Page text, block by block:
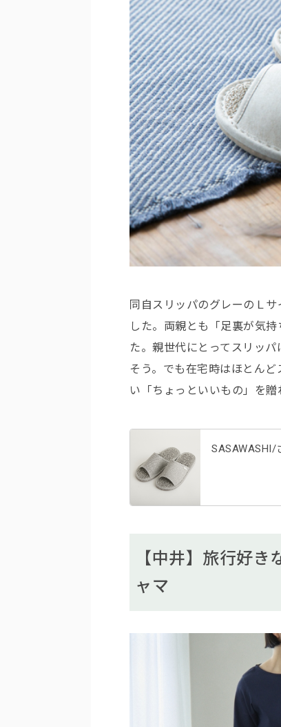
同自スリッパのグレーのＬ
した。両親とも「足裏が気
た。親世代にとってスリッ
そう。でも在宅時はほとん
い「ちょっといいもの」を贈
SASAWASHI/
【中井】旅行好
ャマ